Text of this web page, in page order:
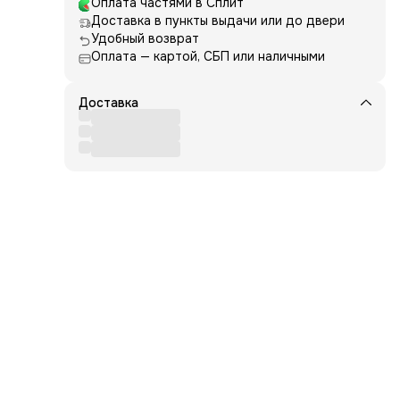
Доставка в пункты выдачи или до двери
Удобный возврат
Оплата — картой, СБП или наличными
Доставка